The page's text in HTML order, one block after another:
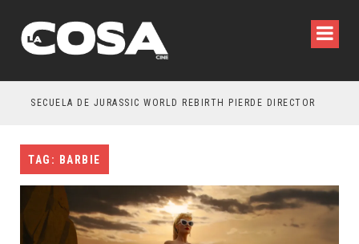
SECUELA DE JURASSIC WORLD REBIRTH PIERDE DIRECTOR
TAG: BARBIE